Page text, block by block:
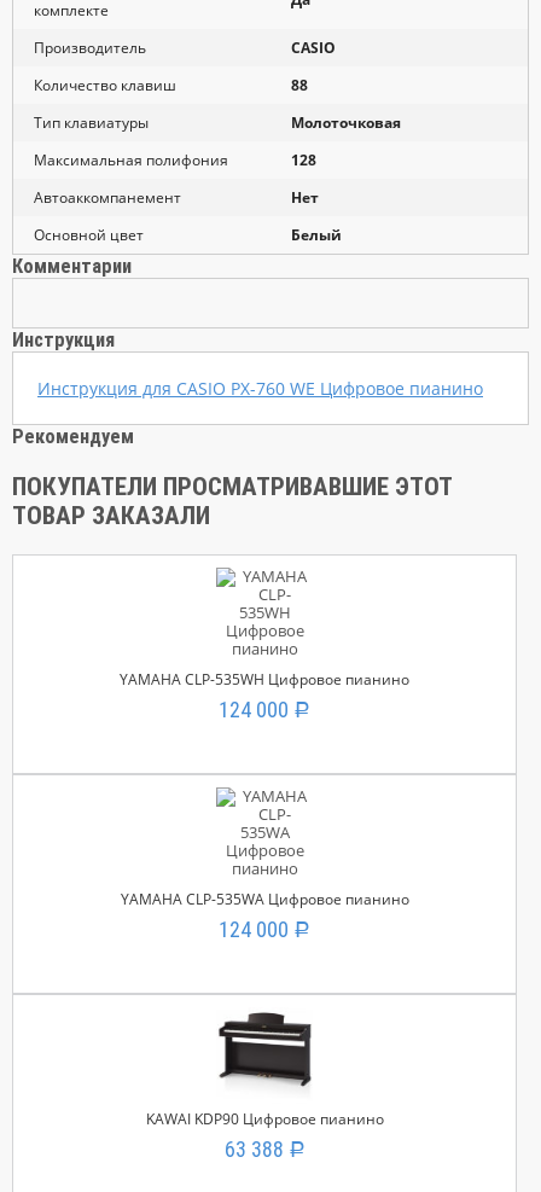
комплекте
Производитель
CASIO
Количество клавиш
88
Тип клавиатуры
Молоточковая
Максимальная полифония
128
Автоаккомпанемент
Нет
Основной цвет
Белый
Комментарии
Инструкция
Инструкция для CASIO PX-760 WE Цифровое пианино
Рекомендуем
ПОКУПАТЕЛИ ПРОСМАТРИВАВШИЕ ЭТОТ
ТОВАР ЗАКАЗАЛИ
YAMAHA CLP-535WH Цифровое пианино
124 000 Р
YAMAHA CLP-535WA Цифровое пианино
124 000 Р
KAWAI KDP90 Цифровое пианино
63 388 Р